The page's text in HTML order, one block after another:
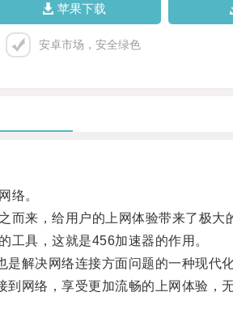
苹果下载
安卓市场，安全绿色
络。
来，给用户的上网体验带来了极大
具，这就是456加速器的作用。
解决网络连接方面问题的一种现代化
络，享受更加流畅的上网体验，